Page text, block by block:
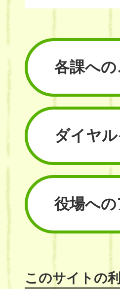
各課へ
ダイヤ
役場へ
このサイトの